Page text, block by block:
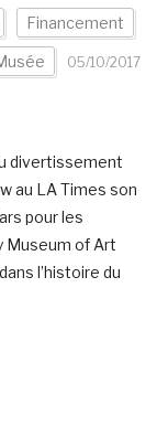
Financement
05/10/2017
divertissement
au LA Times son
pour les
Museum of Art
l’histoire du